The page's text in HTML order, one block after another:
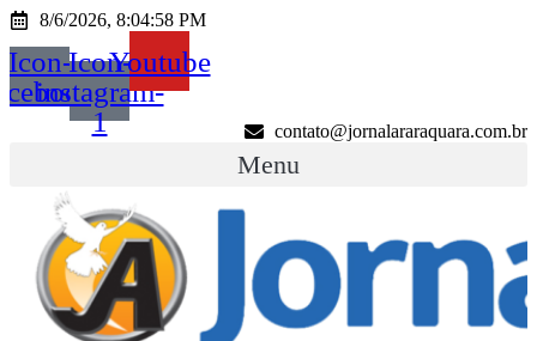
Ir
conteúdo
8/6/2026, 8:04:58 PM
Icon-Icon-
instagram-
1
Youtube
contato@jornalararaquara.com.br
Menu